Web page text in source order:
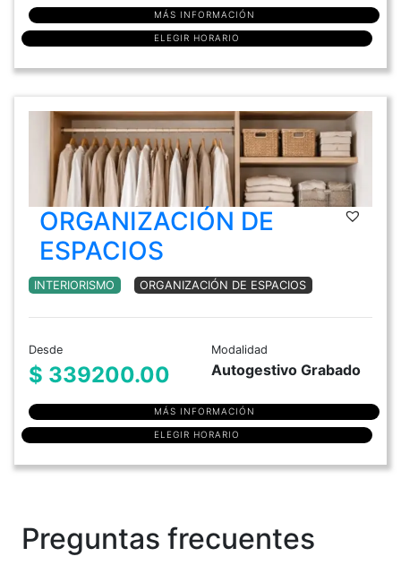
MÁS INFORMACIÓN
ELEGIR HORARIO
ORGANIZACIÓN DE
ESPACIOS
INTERIORISMO ORGANIZACIÓN DE ESPACIOS
Desde
$ 339200.00
Modalidad
Autogestivo Grabado
MÁS INFORMACIÓN
ELEGIR HORARIO
Preguntas frecuentes